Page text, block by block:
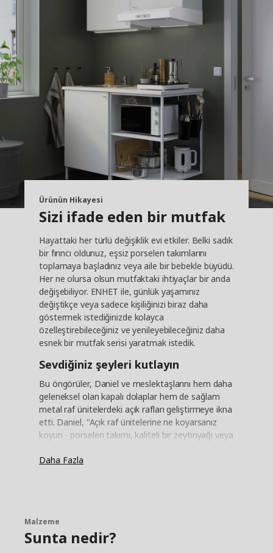
Ürünün Hikayesi
Sizi ifade eden bir mutfak
Hayattaki her türlü değişiklik evi etkiler. Belki sadık
bir fırıncı oldunuz, eşsiz porselen takımlarını
toplamaya başladınız veya aile bir bebekle büyüdü.
Her ne olursa olsun mutfaktaki ihtiyaçlar bir anda
değişebiliyor. ENHET ile, günlük yaşamınız
değiştikçe veya sadece kişiliğinizi biraz daha
göstermek istediğinizde kolayca
özelleştirebileceğiniz ve yenileyebileceğiniz daha
esnek bir mutfak serisi yaratmak istedik.
Sevdiğiniz şeyleri kutlayın
Bu öngörüler, Daniel ve meslektaşlarını hem daha
geleneksel olan kapalı dolaplar hem de sağlam
metal raf ünitelerdeki açık rafları geliştirmeye ikna
etti. Daniel, "Açık raf ünitelerine ne koyarsanız
koyun - porselen takımı, kaliteli bir zeytinyağı veya
benzersiz bir görünüm yakalayabilirsiniz" diyor ve
Esnek bir mutfak ile az planlama
Daha Fazla
Malzeme
Sunta nedir?